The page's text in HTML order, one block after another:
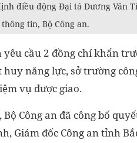
điều động Đại tá Dương Văn
tin, Bộ Công an.
cầu 2 đồng chí khẩn
năng lực, sở trường
vụ được giao.
Công an đã công bố
Giám đốc Công an tỉnh